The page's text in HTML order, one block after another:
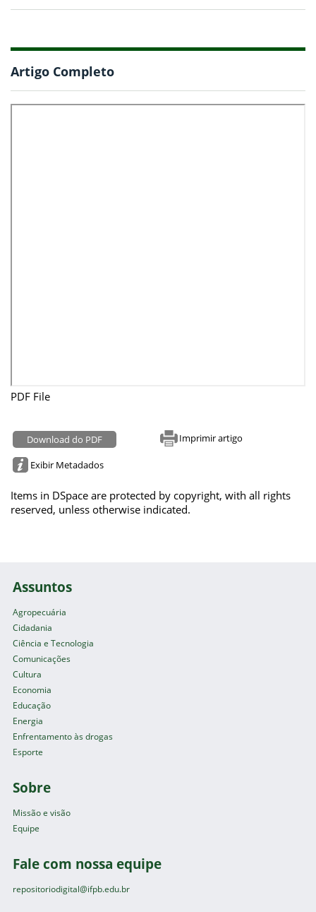
Artigo Completo
PDF File
Download do PDF Imprimir artigo
Exibir Metadados
Items in DSpace are protected by copyright, with all rights
reserved, unless otherwise indicated.
Assuntos
Agropecuária
Cidadania
Ciência e Tecnologia
Comunicações
Cultura
Economia
Educação
Energia
Enfrentamento às drogas
Esporte
Sobre
Missão e visão
Equipe
Fale com nossa equipe
repositoriodigital@ifpb.edu.br